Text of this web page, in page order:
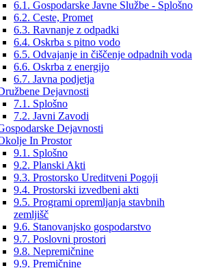
6.1. Gospodarske Javne Službe - Splošno
6.2. Ceste, Promet
6.3. Ravnanje z odpadki
6.4. Oskrba s pitno vodo
6.5. Odvajanje in čiščenje odpadnih voda
6.6. Oskrba z energijo
6.7. Javna podjetja
Dejavnosti
7.1. Splošno
7.2. Javni Zavodi
Dejavnosti
In Prostor
9.1. Splošno
9.2. Planski Akti
9.3. Prostorsko Ureditveni Pogoji
9.4. Prostorski izvedbeni akti
9.5. Programi opremljanja stavbnih
zemljišč
9.6. Stanovanjsko gospodarstvo
9.7. Poslovni prostori
9.8. Nepremičnine
9.9. Premičnine